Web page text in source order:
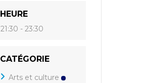
HEURE
21:30 - 23:30
CATÉGORIE
Arts et culture